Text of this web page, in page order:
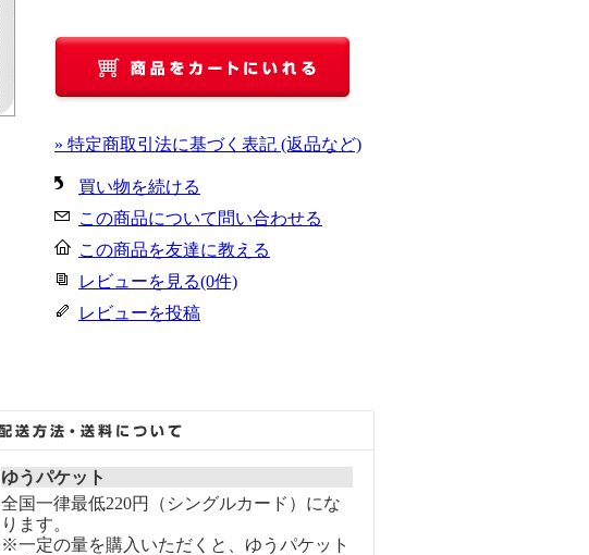
» 特定商取引法に基づく表記 (返品など)
買い物を続ける
この商品について問い合わせる
この商品を友達に教える
レビューを見る(0件)
レビューを投稿
ゆうパケット
全国一律最低220円（シングルカード）にな
ります。
※一定の量を購入いただくと、ゆうパケット